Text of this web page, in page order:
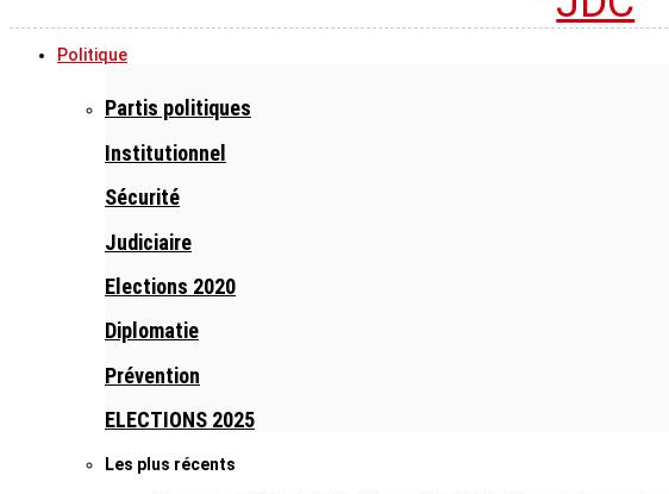
Politique
Partis politiques
Institutionnel
Sécurité
Judiciaire
Elections 2020
Diplomatie
Prévention
ELECTIONS 2025
Les plus récents